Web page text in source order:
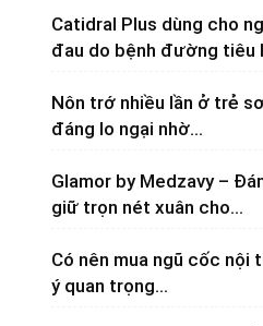
Catidral Plus dùng cho
đau do bệnh đường tiêu
Nôn trớ nhiều lần ở trẻ
đáng lo ngại nhờ...
Glamor by Medzavy –
giữ trọn nét xuân cho...
Có nên mua ngũ cốc nội
ý quan trọng...